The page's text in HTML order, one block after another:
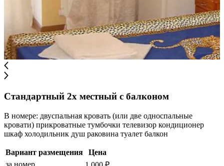
Стандартный 2х местный с балконом
В номере: двуспальная кровать (или две односпальные
кровати) прикроватные тумбочки телевизор кондиционер
шкаф холодильник душ раковина туалет балкон
Вариант размещения
Цена
за номер